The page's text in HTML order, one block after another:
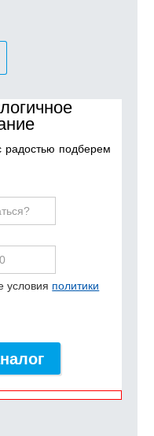
радостью подберем
условия политики